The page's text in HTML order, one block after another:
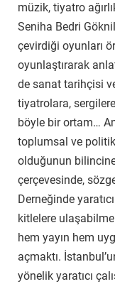
müzik, tiyatro
Seniha Bedri
çevirdiği oyunları
oyunlaştırarak
de sanat tarihçisi
tiyatrolara,
böyle bir ortam…
toplumsal ve
olduğunun
çerçevesinde,
Derneğinde
kitlelere
hem yayın hem
açmaktı.
yönelik yaratıcı